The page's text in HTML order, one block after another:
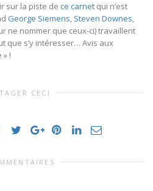
sur la piste de ce carnet qui n’est
George Siemens, Steven Downes,
ne nommer que ceux-ci) travaillent
que s’y intéresser… Avis aux
!
CECI